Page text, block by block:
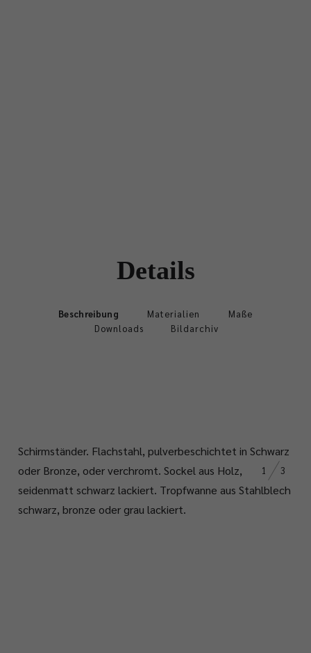
Details
Beschreibung Materialien
Maße
Downloads
Bildarchiv
1 3
Schirmständer. Flachstahl, pulverbeschichtet in Schwarz
oder Bronze, oder verchromt. Sockel aus Holz,
seidenmatt schwarz lackiert. Tropfwanne aus Stahlblech
schwarz, bronze oder grau lackiert.